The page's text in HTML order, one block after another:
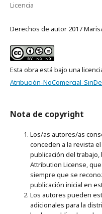
Licencia
Derechos de autor 2017
Esta obra está bajo una
Atribución-NoComercial-
Nota de copyright
Los/as autores/as
conceden a la revista
publicación del trabajo,
Attribution License,
siempre que se
publicación inicial en
Los autores pueden
adicionales para la